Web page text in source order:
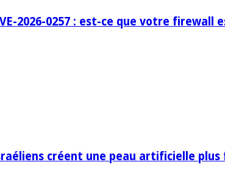
2026-0257 : est-ce que votre
créent une peau artificielle plus